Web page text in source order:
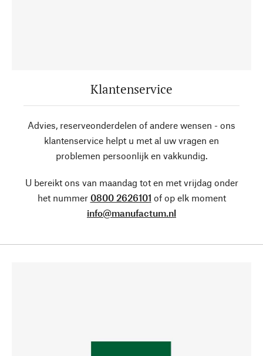
Klantenservice
Advies, reserveonderdelen of andere wensen - ons
klantenservice helpt u met al uw vragen en
problemen persoonlijk en vakkundig.
U bereikt ons van maandag tot en met vrijdag onder
het nummer 0800 2626101 of op elk moment
info@manufactum.nl